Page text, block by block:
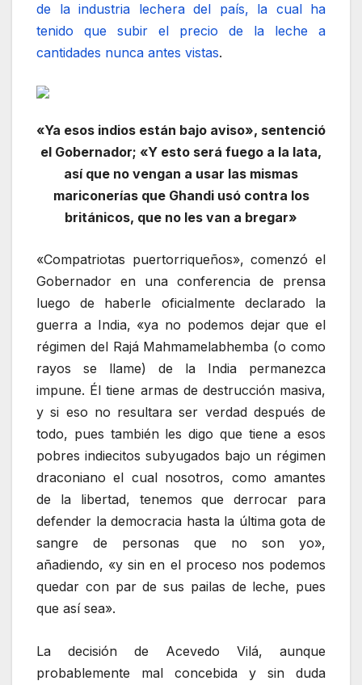
de la industria lechera del país, la cual ha
tenido que subir el precio de la leche a
cantidades nunca antes vistas.
«Ya esos indios están bajo aviso», sentenció
el Gobernador; «Y esto será fuego a la lata,
así que no vengan a usar las mismas
mariconerías que Ghandi usó contra los
británicos, que no les van a bregar»
«Compatriotas puertorriqueños», comenzó el
Gobernador en una conferencia de prensa
luego de haberle oficialmente declarado la
guerra a India, «ya no podemos dejar que el
régimen del Rajá Mahmamelabhemba (o como
rayos se llame) de la India permanezca
impune. Él tiene armas de destrucción masiva,
y si eso no resultara ser verdad después de
todo, pues también les digo que tiene a esos
pobres indiecitos subyugados bajo un régimen
draconiano el cual nosotros, como amantes
de la libertad, tenemos que derrocar para
defender la democracia hasta la última gota de
sangre de personas que no son yo»,
añadiendo, «y sin en el proceso nos podemos
quedar con par de sus pailas de leche, pues
que así sea».
La decisión de Acevedo Vilá, aunque
probablemente mal concebida y sin duda